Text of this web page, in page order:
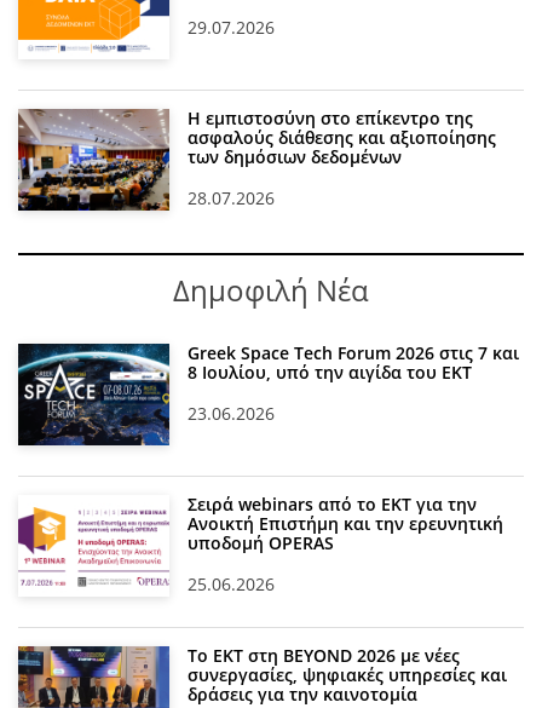
29.07.2026
Η εμπιστοσύνη στο επίκεντρο της
ασφαλούς διάθεσης και αξιοποίησης
των δημόσιων δεδομένων
28.07.2026
Δημοφιλή Νέα
Greek Space Tech Forum 2026 στις 7 και
8 Ιουλίου, υπό την αιγίδα του ΕΚΤ
23.06.2026
Σειρά webinars από το ΕΚΤ για την
Ανοικτή Επιστήμη και την ερευνητική
υποδομή OPERAS
25.06.2026
Το ΕΚΤ στη BEYOND 2026 με νέες
συνεργασίες, ψηφιακές υπηρεσίες και
δράσεις για την καινοτομία